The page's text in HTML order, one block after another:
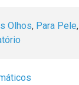
Olhos, Para Pele,